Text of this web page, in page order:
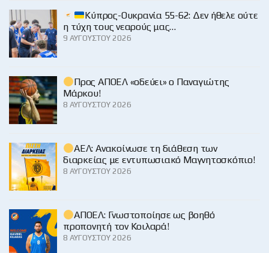
Κύπρος-Ουκρανία 55-62: Δεν ήθελε ούτε
η τύχη τους νεαρούς μας…
9 ΑΥΓΟΎΣΤΟΥ 2026
Προς ΑΠΟΕΛ «οδεύει» ο Παναγιώτης
Μάρκου!
8 ΑΥΓΟΎΣΤΟΥ 2026
ΑΕΛ: Ανακοίνωσε τη διάθεση των
διαρκείας με εντυπωσιακό Μαγνητοσκόπιο!
8 ΑΥΓΟΎΣΤΟΥ 2026
ΑΠΟΕΛ: Γνωστοποίησε ως βοηθό
προπονητή τον Κοιλαρά!
8 ΑΥΓΟΎΣΤΟΥ 2026